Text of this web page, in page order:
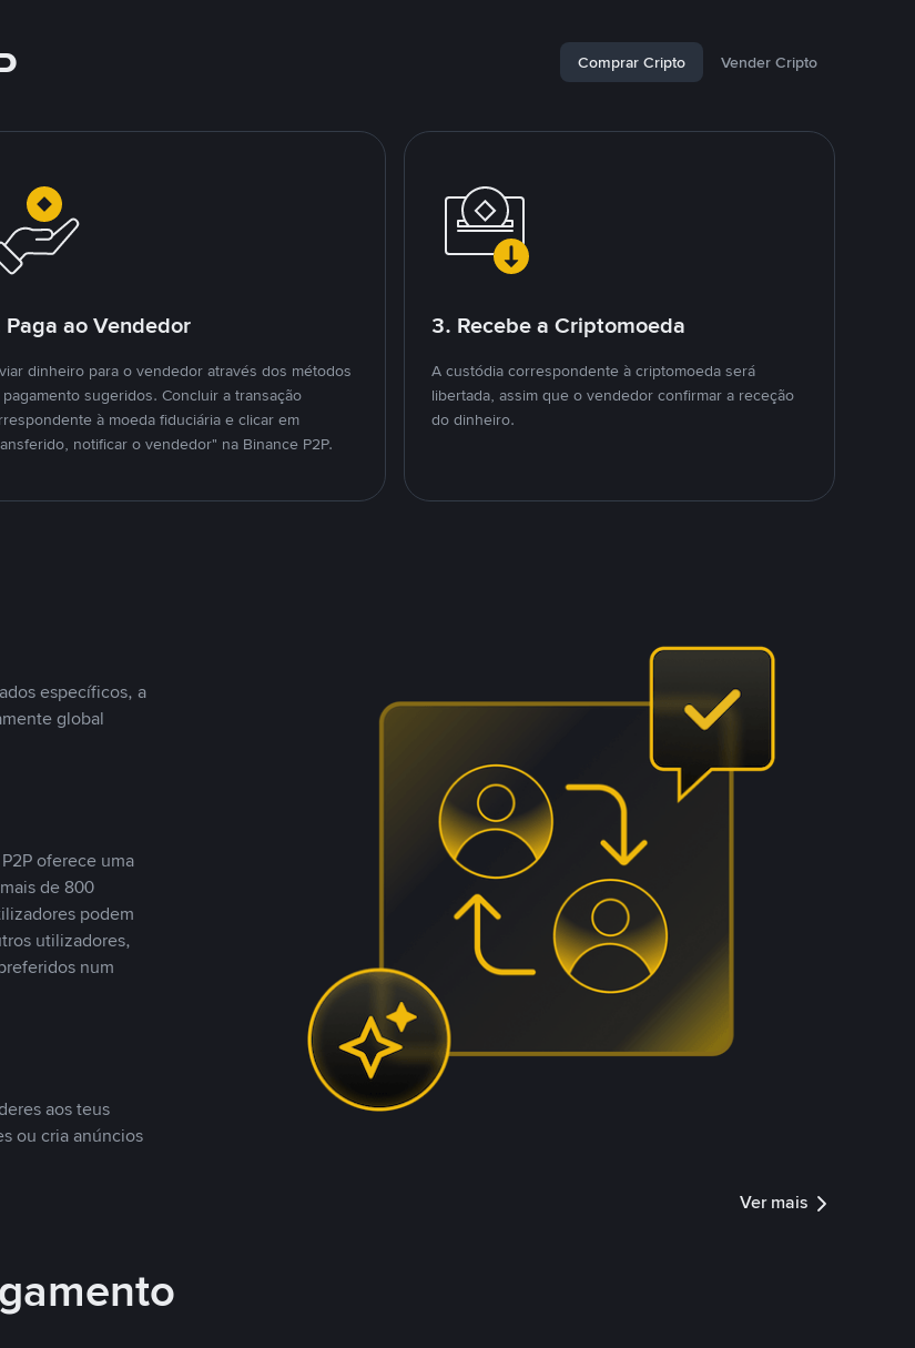
Comprar Cripto Vender Cripto
Paga ao Vendedor
dinheiro para o vendedor através dos métodos
sugeridos. Concluir a transação
à moeda fiduciária e clicar em
notificar o vendedor" na Binance P2P.
3. Recebe a Criptomoeda
A custódia correspondente à criptomoeda será
libertada, assim que o vendedor confirmar a receção
do dinheiro.
específicos, a
global
oferece uma
de 800
podem
utilizadores,
num
aos teus
ou cria anúncios
Ver mais